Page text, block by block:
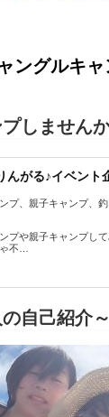
ングルキ
しません
んがる♪イベント
プ、親子キャンプ、
プや親子キャンプし
不…
自己紹介～